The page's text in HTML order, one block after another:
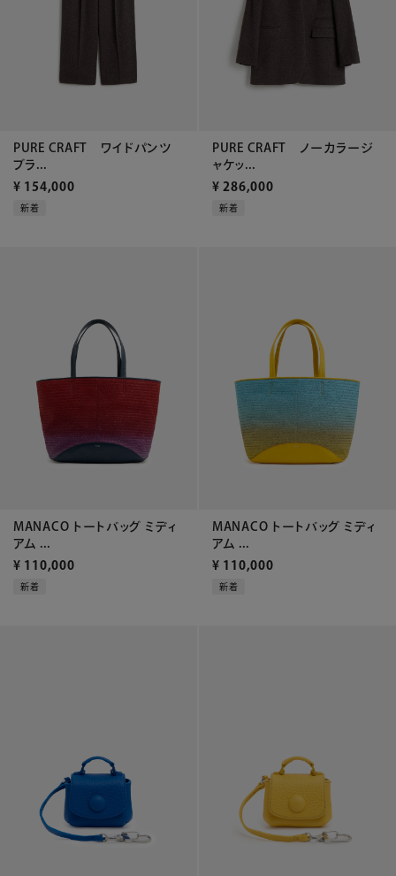
PURE CRAFT ワイドパンツ
ブラ...
¥ 154,000
新着
PURE CRAFT ノーカラージ
ャケッ...
¥ 286,000
新着
MANACO トートバッグ ミディ
アム ...
¥ 110,000
新着
MANACO トートバッグ ミディ
アム ...
¥ 110,000
新着